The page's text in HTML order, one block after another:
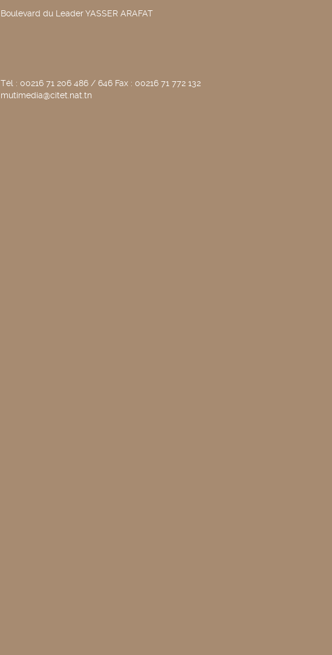
Boulevard du Leader YASSER ARAFAT
Tél : 00216 71 206 486 / 646 Fax : 00216 71 772 132
mutimedia@citet.nat.tn